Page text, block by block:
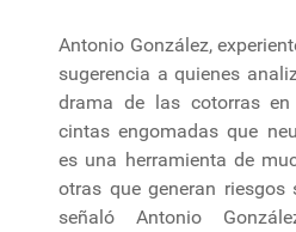
Antonio González,
sugerencia a quienes
drama de las cotorras en
cintas engomadas que
es una herramienta de
otras que generan
señaló Antonio